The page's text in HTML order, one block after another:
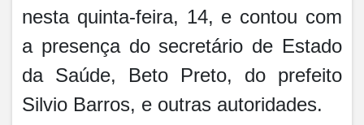
nesta quinta-feira, 14, e contou com
a presença do secretário de Estado
da Saúde, Beto Preto, do prefeito
Silvio Barros, e outras autoridades.